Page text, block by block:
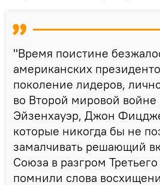
"Время поистине
американских
поколение лидеров,
во Второй мировой войне
Эйзенхауэр, Джон
которые никогда бы не
замалчивать решающий
Союза в разгром
помнили слова